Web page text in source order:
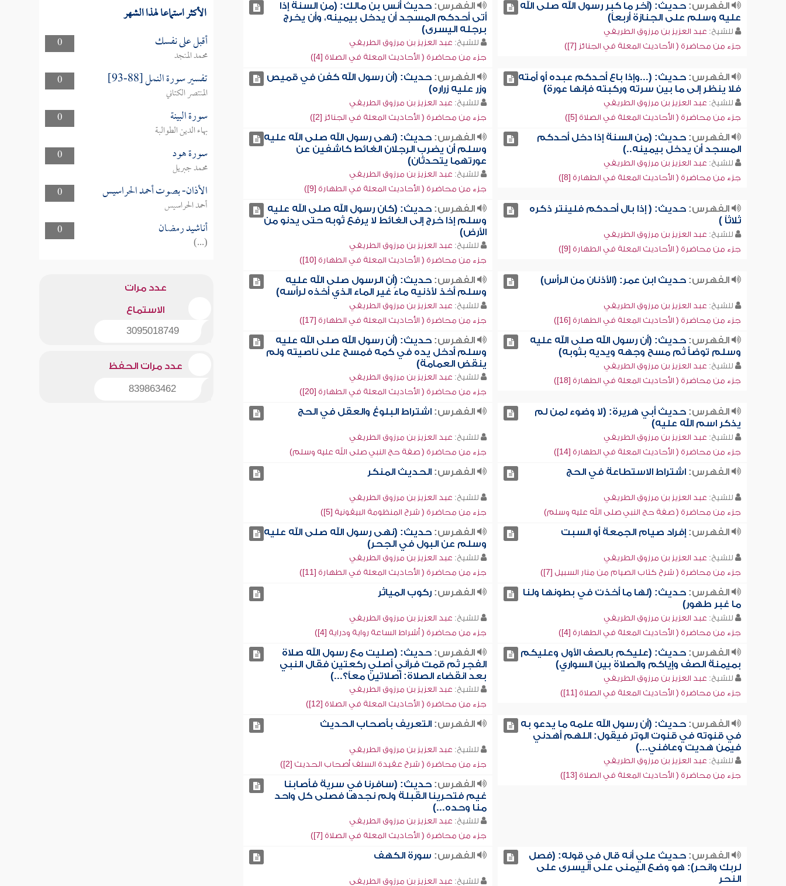
الفهرس:حديث: (آخر ما كبر رسول الله صلى الله
عليه وسلم على الجنازة أربعاً)
للشيخ: عبد العزيز بن مرزوق الطريفي
جزء من محاضرة ( الأحاديث المعلة في الجنائز [7])
الفهرس: حديث أنس بن مالك: (من السنة إذا
أتى أحدكم المسجد أن يدخل بيمينه، وأن يخرج
برجله اليسرى)
للشيخ: عبد العزيز بن مرزوق الطريفي
جزء من محاضرة ( الأحاديث المعلة في الصلاة [4])
الفهرس:حديث: (...وإذا باع أحدكم عبده أو أمته
فلا ينظر إلى ما بين سرته وركبته فإنها عورة)
للشيخ: عبد العزيز بن مرزوق الطريفي
جزء من محاضرة ( الأحاديث المعلة في الصلاة [5])
الفهرس: حديث: (أن رسول الله كفن في قميص
وزر عليه زراره)
للشيخ: عبد العزيز بن مرزوق الطريفي
جزء من محاضرة ( الأحاديث المعلة في الجنائز [2])
الفهرس:حديث: (من السنة إذا دخل أحدكم
المسجد أن يدخل بيمينه..)
للشيخ: عبد العزيز بن مرزوق الطريفي
جزء من محاضرة ( الأحاديث المعلة في الطهارة [8])
الفهرس: حديث: (نهى رسول الله صلى الله عليه
وسلم أن يضرب الرجلان الغائط كاشفين عن
عورتهما يتحدثان)
للشيخ: عبد العزيز بن مرزوق الطريفي
جزء من محاضرة ( الأحاديث المعلة في الطهارة [9])
الفهرس:حديث: ( إذا بال أحدكم فلينتر ذكره
ثلاثاً )
للشيخ: عبد العزيز بن مرزوق الطريفي
جزء من محاضرة ( الأحاديث المعلة في الطهارة [9])
الفهرس: حديث: (كان رسول الله صلى الله عليه
وسلم إذا خرج إلى الغائط لا يرفع ثوبه حتى يدنو من
الأرض)
للشيخ: عبد العزيز بن مرزوق الطريفي
جزء من محاضرة ( الأحاديث المعلة في الطهارة [10])
الفهرس:حديث ابن عمر: (الأذنان من الرأس)
للشيخ: عبد العزيز بن مرزوق الطريفي
جزء من محاضرة ( الأحاديث المعلة في الطهارة [16])
الفهرس: حديث: (أن الرسول صلى الله عليه
وسلم أخذ لأذنيه ماءً غير الماء الذي أخذه لرأسه)
للشيخ: عبد العزيز بن مرزوق الطريفي
جزء من محاضرة ( الأحاديث المعلة في الطهارة [17])
الفهرس:حديث: (أن رسول الله صلى الله عليه
وسلم توضأ ثم مسح وجهه ويديه بثوبه)
للشيخ: عبد العزيز بن مرزوق الطريفي
جزء من محاضرة ( الأحاديث المعلة في الطهارة [18])
الفهرس: حديث: (أن رسول الله صلى الله عليه
وسلم أدخل يده في كمه فمسح على ناصيته ولم
ينقض العمامة)
للشيخ: عبد العزيز بن مرزوق الطريفي
جزء من محاضرة ( الأحاديث المعلة في الطهارة [20])
الفهرس:حديث أبي هريرة: (لا وضوء لمن لم
يذكر اسم الله عليه)
للشيخ: عبد العزيز بن مرزوق الطريفي
جزء من محاضرة ( الأحاديث المعلة في الطهارة [14])
الفهرس: اشتراط البلوغ والعقل في الحج
للشيخ: عبد العزيز بن مرزوق الطريفي
جزء من محاضرة ( صفة حج النبي صلى الله عليه وسلم)
الفهرس:اشتراط الاستطاعة في الحج
للشيخ: عبد العزيز بن مرزوق الطريفي
جزء من محاضرة ( صفة حج النبي صلى الله عليه وسلم)
الفهرس: الحديث المنكر
للشيخ: عبد العزيز بن مرزوق الطريفي
جزء من محاضرة ( شرح المنظومة البيقونية [5])
الفهرس:إفراد صيام الجمعة أو السبت
للشيخ: عبد العزيز بن مرزوق الطريفي
جزء من محاضرة ( شرح كتاب الصيام من منار السبيل [7])
الفهرس: حديث: (نهى رسول الله صلى الله عليه
وسلم عن البول في الجحر)
للشيخ: عبد العزيز بن مرزوق الطريفي
جزء من محاضرة ( الأحاديث المعلة في الطهارة [11])
الفهرس:حديث: (لها ما أخذت في بطونها ولنا
ما غبر طهور)
للشيخ: عبد العزيز بن مرزوق الطريفي
جزء من محاضرة ( الأحاديث المعلة في الطهارة [4])
الفهرس: ركوب المياثر
للشيخ: عبد العزيز بن مرزوق الطريفي
جزء من محاضرة ( أشراط الساعة رواية ودراية [4])
الفهرس:حديث: (عليكم بالصف الأول وعليكم
بميمنة الصف وإياكم والصلاة بين السواري)
للشيخ: عبد العزيز بن مرزوق الطريفي
جزء من محاضرة ( الأحاديث المعلة في الصلاة [11])
الفهرس: حديث: (صليت مع رسول الله صلاة
الفجر ثم قمت فرآني أصلي ركعتين فقال النبي
بعد انقضاء الصلاة: أصلاتين معاً؟...)
للشيخ: عبد العزيز بن مرزوق الطريفي
جزء من محاضرة ( الأحاديث المعلة في الصلاة [12])
الفهرس:حديث: (أن رسول الله علمه ما يدعو به
في قنوته في قنوت الوتر فيقول: اللهم أهدني
فيمن هديت وعافني...)
للشيخ: عبد العزيز بن مرزوق الطريفي
جزء من محاضرة ( الأحاديث المعلة في الصلاة [13])
الفهرس: التعريف بأصحاب الحديث
للشيخ: عبد العزيز بن مرزوق الطريفي
جزء من محاضرة ( شرح عقيدة السلف أصحاب الحديث [2])
الفهرس: حديث: (سافرنا في سرية فأصابنا
غيم فتحرينا القبلة ولم نجدها فصلى كل واحد
منا وحده...)
للشيخ: عبد العزيز بن مرزوق الطريفي
جزء من محاضرة ( الأحاديث المعلة في الصلاة [7])
الفهرس:حديث علي أنه قال في قوله: (فصل
لربك وانحر): هو وضع اليمنى على اليسرى على
النحر
الفهرس: سورة الكهف
للشيخ: عبد العزيز بن مرزوق الطريفي
الأكثر استماعا لهذا الشهر
0 أقبل على نفسك
محمد المنجد
0
تفسير سورة النمل [88-93]
المنتصر الكتاني
0
سورة البينة
بهاء الدين الطوالبة
0
سورة هود
محمد جبريل
0
الأذان- بصوت أحمد الحراسيس
أحمد الحراسيس
0
أناشيد رمضان
(...)
عدد مرات
الاستماع
3095018749
عدد مرات الحفظ
839863462